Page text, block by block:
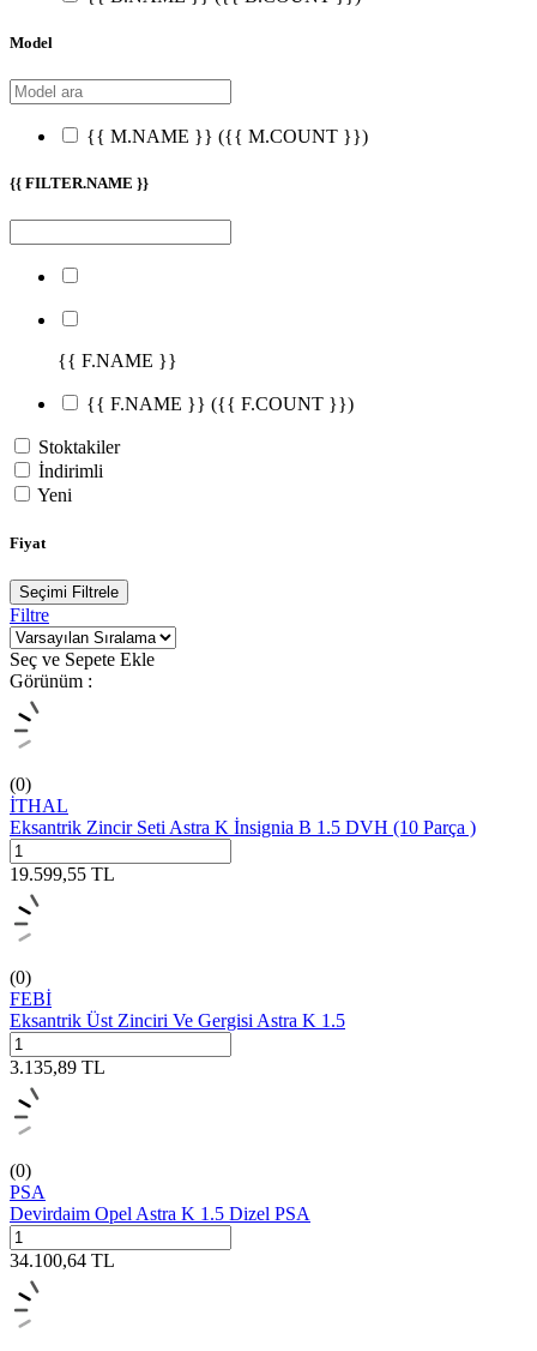
Model
{{ M.NAME }} ({{ M.COUNT }})
{{ FILTER.NAME }}
{{ F.NAME }}
{{ F.NAME }} ({{ F.COUNT }})
Stoktakiler
İndirimli
Yeni
Fiyat
Seçimi Filtrele
Filtre
Seç ve Sepete Ekle
Görünüm :
(0)
İTHAL
Eksantrik Zincir Seti Astra K İnsignia B 1.5 DVH (10 Parça )
19.599,55 TL
(0)
FEBİ
Eksantrik Üst Zinciri Ve Gergisi Astra K 1.5
3.135,89 TL
(0)
PSA
Devirdaim Opel Astra K 1.5 Dizel PSA
34.100,64 TL